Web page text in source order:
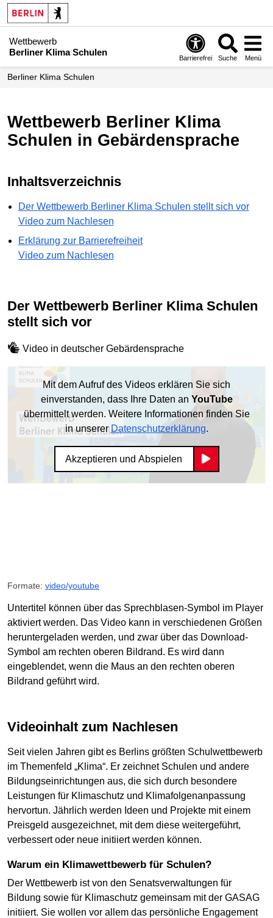
Wettbewerb
Berliner Klima Schulen
Barrierefrei Suche Menü
Berliner Klima Schulen
Wettbewerb Berliner Klima
Schulen in Gebärdensprache
Inhaltsverzeichnis
Der Wettbewerb Berliner Klima Schulen stellt sich vor
Video zum Nachlesen
Erklärung zur Barrierefreiheit
Video zum Nachlesen
Der Wettbewerb Berliner Klima Schulen
stellt sich vor
Video in deutscher Gebärdensprache
Mit dem Aufruf des Videos erklären Sie sich
einverstanden, dass Ihre Daten an YouTube
übermittelt werden. Weitere Informationen finden Sie
in unserer Datenschutzerklärung.
Akzeptieren und Abspielen
Formate: video/youtube
Untertitel können über das Sprechblasen-Symbol im Player
aktiviert werden. Das Video kann in verschiedenen Größen
heruntergeladen werden, und zwar über das Download-
Symbol am rechten oberen Bildrand. Es wird dann
eingeblendet, wenn die Maus an den rechten oberen
Bildrand geführt wird.
Videoinhalt zum Nachlesen
Seit vielen Jahren gibt es Berlins größten Schulwettbewerb
im Themenfeld „Klima“. Er zeichnet Schulen und andere
Bildungseinrichtungen aus, die sich durch besondere
Leistungen für Klimaschutz und Klimafolgenanpassung
hervortun. Jährlich werden Ideen und Projekte mit einem
Preisgeld ausgezeichnet, mit dem diese weitergeführt,
verbessert oder neue initiiert werden können.
Warum ein Klimawettbewerb für Schulen?
Der Wettbewerb ist von den Senatsverwaltungen für
Bildung sowie für Klimaschutz gemeinsam mit der GASAG
initiiert. Sie wollen vor allem das persönliche Engagement